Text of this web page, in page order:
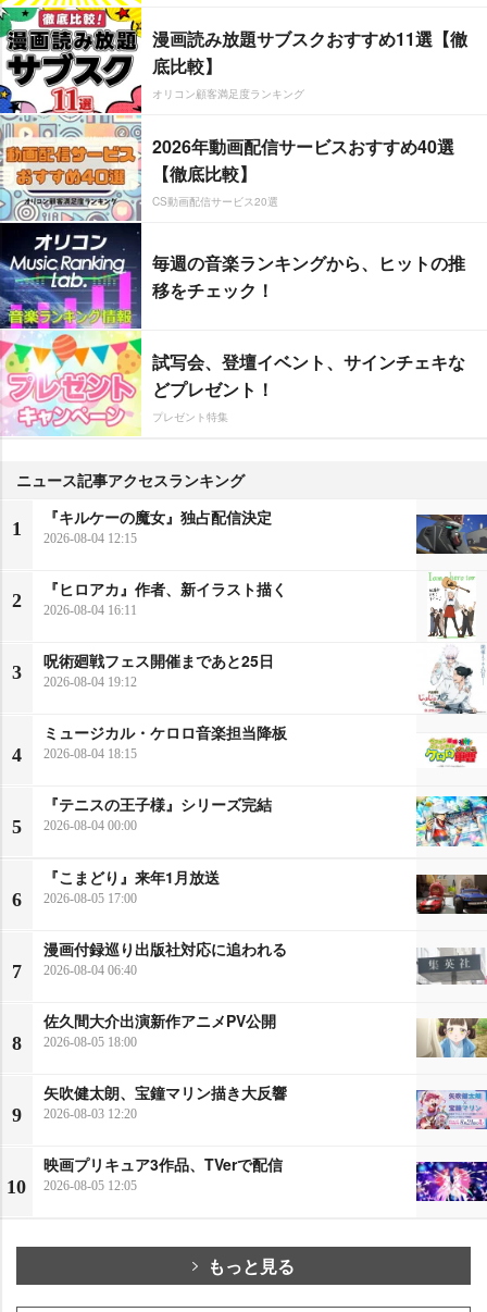
漫画読み放題サブスクおすすめ11選【徹
底比較】
オリコン顧客満足度ランキング
2026年動画配信サービスおすすめ40選
【徹底比較】
CS動画配信サービス20選
毎週の音楽ランキングから、ヒットの推
移をチェック！
試写会、登壇イベント、サインチェキな
どプレゼント！
プレゼント特集
ニュース記事アクセスランキング
1
『キルケーの魔女』独占配信決定
2026-08-04 12:15
2
『ヒロアカ』作者、新イラスト描く
2026-08-04 16:11
3
呪術廻戦フェス開催まであと25日
2026-08-04 19:12
4
ミュージカル・ケロロ音楽担当降板
2026-08-04 18:15
5
『テニスの王子様』シリーズ完結
2026-08-04 00:00
6
『こまどり』来年1月放送
2026-08-05 17:00
7
漫画付録巡り出版社対応に追われる
2026-08-04 06:40
8
佐久間大介出演新作アニメPV公開
2026-08-05 18:00
9
矢吹健太朗、宝鐘マリン描き大反響
2026-08-03 12:20
10
映画プリキュア3作品、TVerで配信
2026-08-05 12:05
もっと見る